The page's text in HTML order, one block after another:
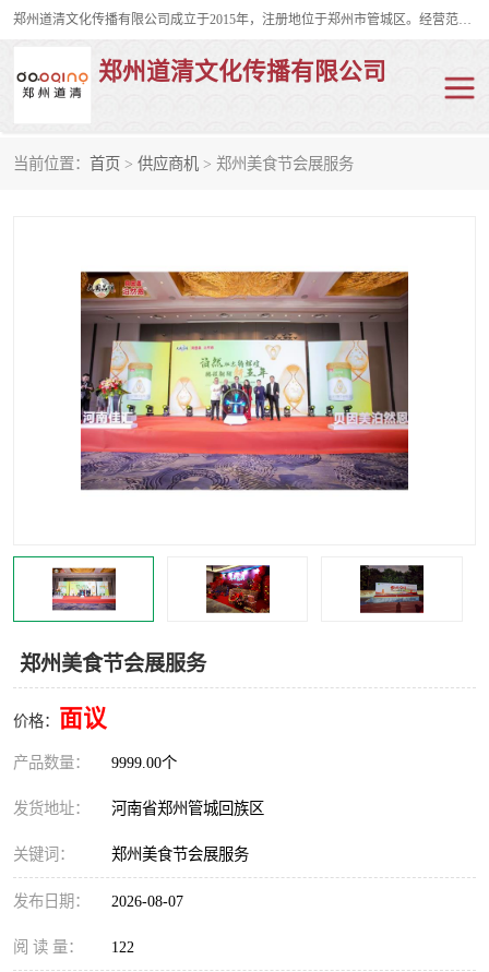
郑州道清文化传播有限公司成立于2015年，注册地位于郑州市管城区。经营范围包括会议及展览服务、庆典礼仪策划、企业形象策划、企业管理咨询、计算机图文设计、制作等。主要产品服务有：舞台桁架搭建，背景板搭建，灯光音响，雷亚舞台搭建、龙门架搭建、会议桌椅租赁、灯光音响租赁、空飘出租、气柱拱门租赁、喷绘写真制作、kt板制作。
郑州道清文化传播有限公司
当前位置： 首页 > 供应商机 > 郑州美食节会展服务
郑州美食节会展服务
价格： 面议
产品数量： 9999.00个
发货地址： 河南省郑州管城回族区
关键词： 郑州美食节会展服务
发布日期： 2026-08-07
阅 读 量： 122
活动策划 truss架出租
kt板制作 场地布置
背景板搭建 雷亚舞台搭建
龙门架搭建 会议桌椅租赁
气柱拱门租赁 喷绘写真制作